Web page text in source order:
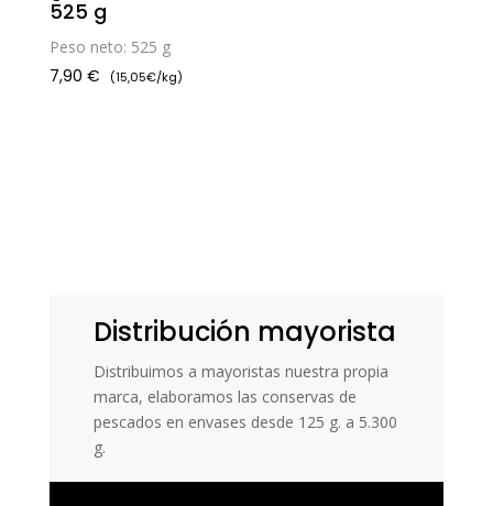
525 g
Peso neto: 525 g
7,90 € (15,05€/kg)
Distribución mayorista
Distribuimos a mayoristas nuestra propia
marca, elaboramos las conservas de
pescados en envases desde 125 g. a 5.300
g.